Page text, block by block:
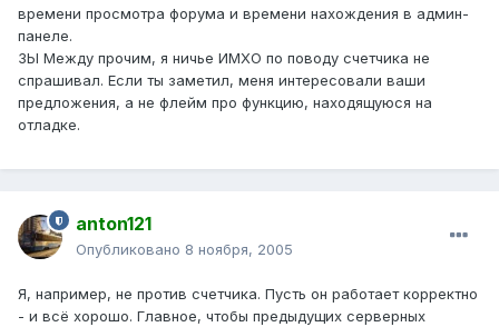
времени просмотра форума и времени нахождения в админ-
панеле.
ЗЫ Между прочим, я ничье ИМХО по поводу счетчика не
спрашивал. Если ты заметил, меня интересовали ваши
предложения, а не флейм про функцию, находящуюся на
отладке.
anton121
Опубликовано 8 ноября, 2005
Я, например, не против счетчика. Пусть он работает корректно
- и всё хорошо. Главное, чтобы предыдущих серверных